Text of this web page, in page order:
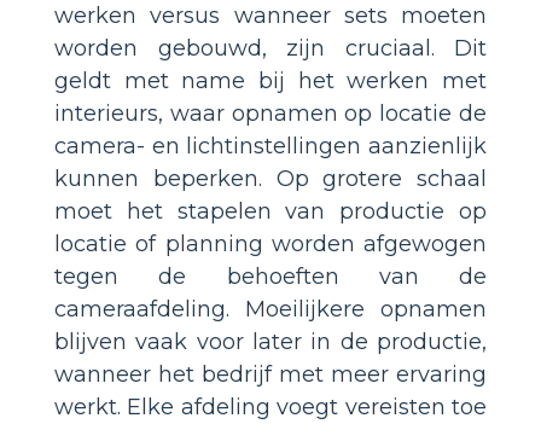
werken versus wanneer sets moeten
worden gebouwd, zijn cruciaal. Dit
geldt met name bij het werken met
interieurs, waar opnamen op locatie de
camera- en lichtinstellingen aanzienlijk
kunnen beperken. Op grotere schaal
moet het stapelen van productie op
locatie of planning worden afgewogen
tegen de behoeften van de
cameraafdeling. Moeilijkere opnamen
blijven vaak voor later in de productie,
wanneer het bedrijf met meer ervaring
werkt. Elke afdeling voegt vereisten toe